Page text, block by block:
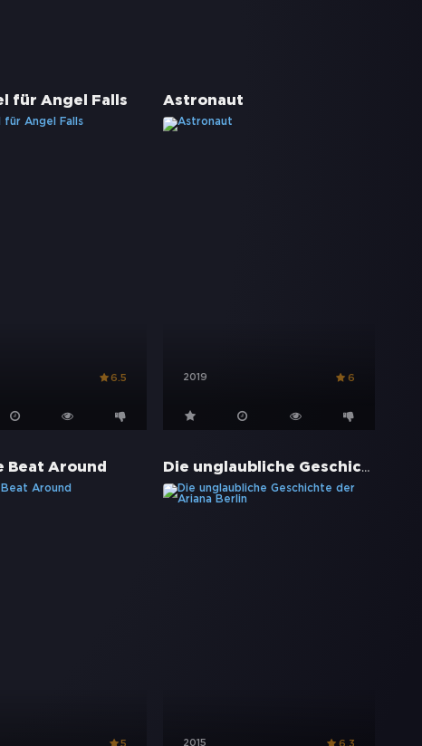
für Angel Falls
6.5
Astronaut
2019 6
Beat Around Die unglaubliche Geschichte der Ariana Berlin
2015